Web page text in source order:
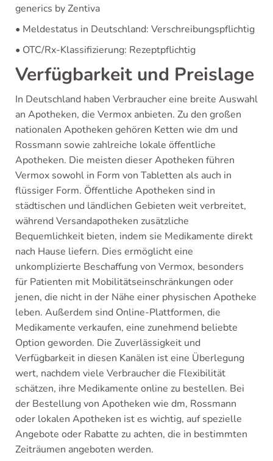
generics by Zentiva
• Meldestatus in Deutschland: Verschreibungspflichtig
• OTC/Rx-Klassifizierung: Rezeptpflichtig
Verfügbarkeit und Preislage
In Deutschland haben Verbraucher eine breite Auswahl
an Apotheken, die Vermox anbieten. Zu den großen
nationalen Apotheken gehören Ketten wie dm und
Rossmann sowie zahlreiche lokale öffentliche
Apotheken. Die meisten dieser Apotheken führen
Vermox sowohl in Form von Tabletten als auch in
flüssiger Form. Öffentliche Apotheken sind in
städtischen und ländlichen Gebieten weit verbreitet,
während Versandapotheken zusätzliche
Bequemlichkeit bieten, indem sie Medikamente direkt
nach Hause liefern. Dies ermöglicht eine
unkomplizierte Beschaffung von Vermox, besonders
für Patienten mit Mobilitätseinschränkungen oder
jenen, die nicht in der Nähe einer physischen Apotheke
leben. Außerdem sind Online-Plattformen, die
Medikamente verkaufen, eine zunehmend beliebte
Option geworden. Die Zuverlässigkeit und
Verfügbarkeit in diesen Kanälen ist eine Überlegung
wert, nachdem viele Verbraucher die Flexibilität
schätzen, ihre Medikamente online zu bestellen. Bei
der Bestellung von Apotheken wie dm, Rossmann
oder lokalen Apotheken ist es wichtig, auf spezielle
Angebote oder Rabatte zu achten, die in bestimmten
Zeiträumen angeboten werden.